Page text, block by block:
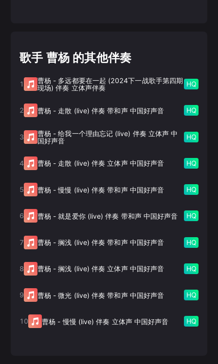
歌手 曹杨 的其他伴奏
1 曹杨 - 多远都要在一起 (2024下一战歌手第四期
现场) 伴奏 立体声伴奏
HQ
2 曹杨 - 走散 (live) 伴奏 带和声 中国好声音 HQ
3 曹杨 -给我一个理由忘记 (live) 伴奏 立体声 中
国好声音
HQ
4 曹杨 - 走散 (live) 伴奏 立体声 中国好声音 HQ
5 曹杨 -慢慢 (live) 伴奏 带和声 中国好声音 HQ
6 曹杨 -就是爱你 (live) 伴奏 带和声 中国好声音 HQ
7 曹杨 -搁浅 (live) 伴奏 带和声 中国好声音 HQ
8 曹杨 -搁浅 (live) 伴奏 立体声 中国好声音 HQ
9 曹杨 -微光 (live) 伴奏 带和声 中国好声音 HQ
10 曹杨 -慢慢 (live) 伴奏 立体声 中国好声音 HQ